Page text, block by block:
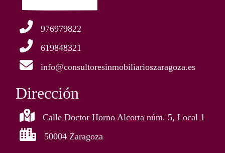
976979822
619848321
info@consultoresinmobiliarioszaragoza.es
Dirección
Calle Doctor Horno Alcorta núm. 5, Local 1
50004 Zaragoza